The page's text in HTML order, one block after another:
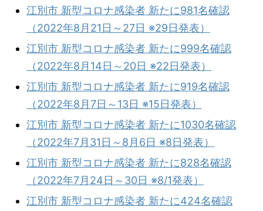
江別市 新型コロナ感染者 新たに981名確認
（2022年8月21日～27日 ※29日発表）
江別市 新型コロナ感染者 新たに999名確認
（2022年8月14日～20日 ※22日発表）
江別市 新型コロナ感染者 新たに919名確認
（2022年8月7日～13日 ※15日発表）
江別市 新型コロナ感染者 新たに1030名確認
（2022年7月31日～8月6日 ※8日発表）
江別市 新型コロナ感染者 新たに828名確認
（2022年7月24日～30日 ※8/1発表）
江別市 新型コロナ感染者 新たに424名確認